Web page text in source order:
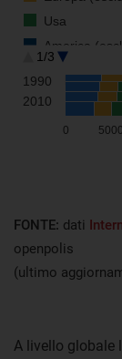
FONTE: dati
openpolis
(ultimo
A livello globale